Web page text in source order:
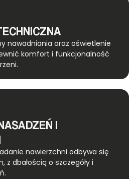
nawadniania oraz oświetlenie
komfort i funkcjonalność
I
nawierzchni odbywa się
z dbałością o szczegóły i